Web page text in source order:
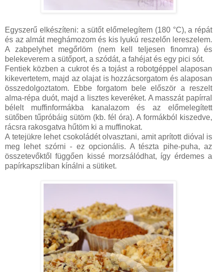
Egyszerű elkészíteni: a sütőt előmelegítem (180 °C), a répát
és az almát meghámozom és kis lyukú reszelőn lereszelem.
A zabpelyhet megőrlöm (nem kell teljesen finomra) és
belekeverem a sütőport, a szódát, a fahéjat és egy pici sót.
Fentiek közben a cukrot és a tojást a robotgéppel alaposan
kikevertetem, majd az olajat is hozzácsorgatom és alaposan
összedolgoztatom. Ebbe forgatom bele először a reszelt
alma-répa duót, majd a lisztes keveréket. A masszát papírral
bélelt muffinformákba kanalazom és az előmelegített
sütőben tűpróbáig sütöm (kb. fél óra). A formákból kiszedve,
rácsra rakosgatva hűtöm ki a muffinokat.
A tetejükre lehet csokoládét olvasztani, amit aprított dióval is
meg lehet szórni - ez opcionális. A tészta pihe-puha, az
összetevőktől függően kissé morzsálódhat, így érdemes a
papírkapszliban kínálni a sütiket.